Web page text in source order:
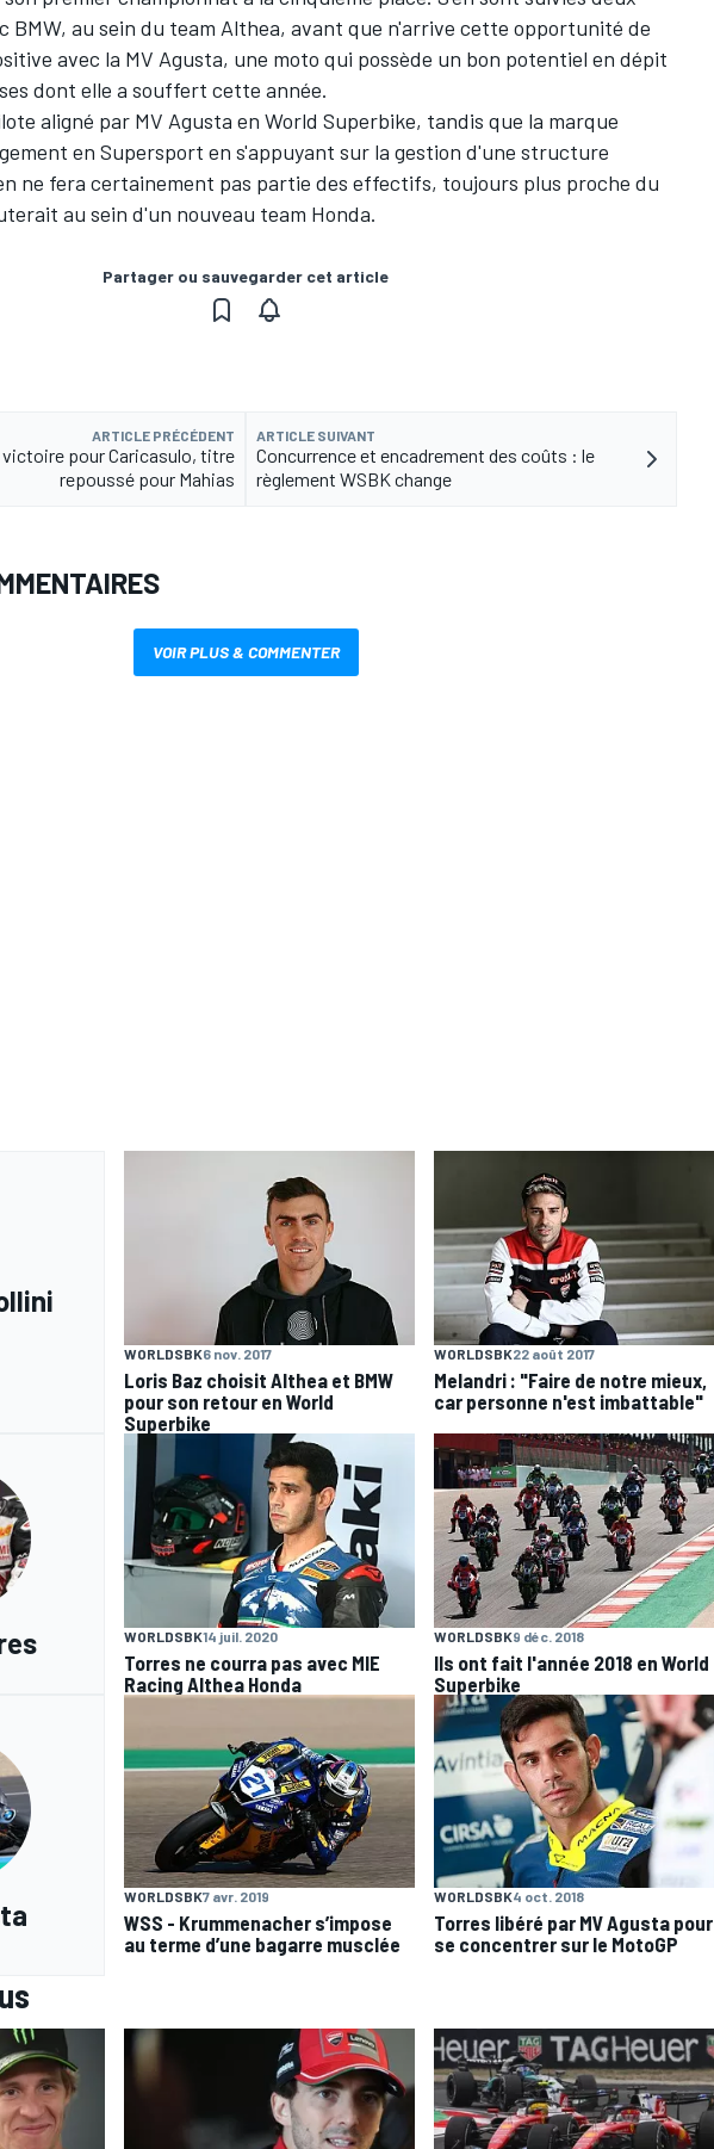
BMW, au sein du team Althea, avant que n'arrive cette opportunité de
avec la MV Agusta, une moto qui possède un bon potentiel en dépit
dont elle a souffert cette année.
aligné par MV Agusta en World Superbike, tandis que la marque
en Supersport en s'appuyant sur la gestion d'une structure
ne fera certainement pas partie des effectifs, toujours plus proche du
au sein d'un nouveau team Honda.
Partager ou sauvegarder cet article
ARTICLE PRÉCÉDENT
victoire pour Caricasulo, titre
repoussé pour Mahias
ARTICLE SUIVANT
Concurrence et encadrement des coûts : le
règlement WSBK change
VOIR PLUS & COMMENTER
WORLDSBK6 nov. 2017
Loris Baz choisit Althea et BMW
pour son retour en World
Superbike
WORLDSBK22 août 2017
Melandri : "Faire de notre mieux,
car personne n'est imbattable"
WORLDSBK14 juil. 2020
Torres ne courra pas avec MIE
Racing Althea Honda
WORLDSBK9 déc. 2018
Ils ont fait l'année 2018 en World
Superbike
WORLDSBK7 avr. 2019
WSS - Krummenacher s’impose
au terme d’une bagarre musclée
WORLDSBK4 oct. 2018
Torres libéré par MV Agusta pour
se concentrer sur le MotoGP